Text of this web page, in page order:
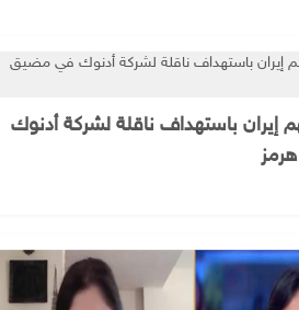
إيران باستهداف ناقلة لشركة أدنوك